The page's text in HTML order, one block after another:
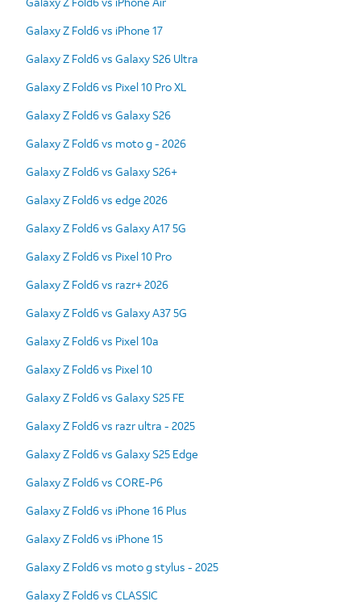
Galaxy Z Fold6 vs iPhone 17
Galaxy Z Fold6 vs Galaxy S26 Ultra
Galaxy Z Fold6 vs Pixel 10 Pro XL
Galaxy Z Fold6 vs Galaxy S26
Galaxy Z Fold6 vs moto g - 2026
Galaxy Z Fold6 vs Galaxy S26+
Galaxy Z Fold6 vs edge 2026
Galaxy Z Fold6 vs Galaxy A17 5G
Galaxy Z Fold6 vs Pixel 10 Pro
Galaxy Z Fold6 vs razr+ 2026
Galaxy Z Fold6 vs Galaxy A37 5G
Galaxy Z Fold6 vs Pixel 10a
Galaxy Z Fold6 vs Pixel 10
Galaxy Z Fold6 vs Galaxy S25 FE
Galaxy Z Fold6 vs razr ultra - 2025
Galaxy Z Fold6 vs Galaxy S25 Edge
Galaxy Z Fold6 vs CORE-P6
Galaxy Z Fold6 vs iPhone 16 Plus
Galaxy Z Fold6 vs iPhone 15
Galaxy Z Fold6 vs moto g stylus - 2025
Galaxy Z Fold6 vs CLASSIC